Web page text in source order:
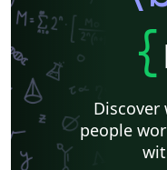
{
Discover
people